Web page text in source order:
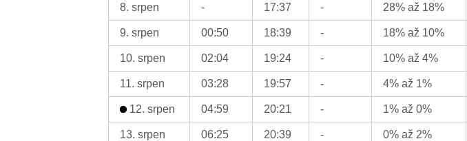
8. srpen - 17:37 - 28% až 18%
9. srpen 00:50 18:39 - 18% až 10%
10. srpen 02:04 19:24 - 10% až 4%
11. srpen 03:28 19:57 - 4% až 1%
12. srpen 04:59 20:21 - 1% až 0%
13. srpen 06:25 20:39 - 0% až 2%